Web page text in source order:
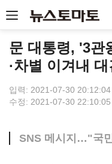
문 대통령, '3관
·차별 이겨내
입력: 2021-07-30 20:12:04
수정: 2021-07-30 22:10:05
SNS 메시지…"국